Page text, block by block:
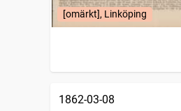
[omärkt], Linköping
1862-03-08